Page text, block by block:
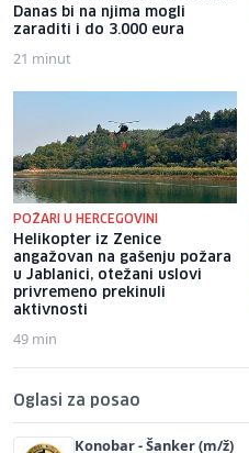
Danas bi na njima mogli
zaraditi i do 3.000 eura
21 minut
POŽARI U HERCEGOVINI
Helikopter iz Zenice
angažovan na gašenju požara
u Jablanici, otežani uslovi
privremeno prekinuli
aktivnosti
49 min
Oglasi za posao
Konobar - Šanker (m/ž)